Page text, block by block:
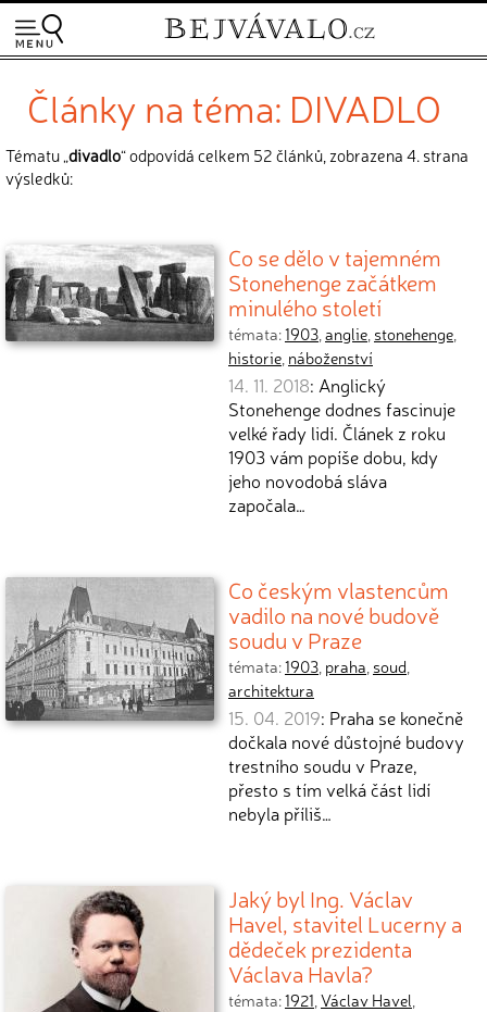
Články na téma: DIVADLO
Tématu „divadlo“ odpovídá celkem 52 článků, zobrazena 4. strana
výsledků:
Co se dělo v tajemném
Stonehenge začátkem
minulého století
témata:1903,anglie, stonehenge,
historie, náboženství
14. 11. 2018: Anglický
Stonehenge dodnes fascinuje
velké řady lidí. Článek z roku
1903 vám popíše dobu, kdy
jeho novodobá sláva
započala…
Co českým vlastencům
vadilo na nové budově
soudu v Praze
témata:1903, praha, soud,
architektura
15. 04. 2019: Praha se konečně
dočkala nové důstojné budovy
trestního soudu v Praze,
přesto s tím velká část lidí
nebyla příliš…
Jaký byl Ing. Václav
Havel, stavitel Lucerny a
dědeček prezidenta
Václava Havla?
témata:1921,Václav Havel,